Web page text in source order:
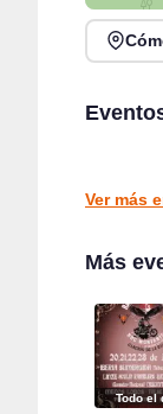
Ver más
Más
Todo el